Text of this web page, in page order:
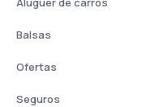
Balsas
Ofertas
Seguros